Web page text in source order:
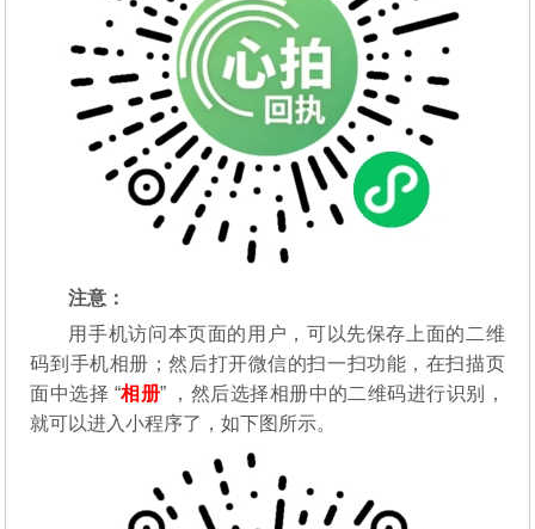
注意：
用手机访问本页面的用户，可以先保存上面的二维
码到手机相册；然后打开微信的扫一扫功能，在扫描页
面中选择 “相册” ，然后选择相册中的二维码进行识别，
就可以进入小程序了，如下图所示。